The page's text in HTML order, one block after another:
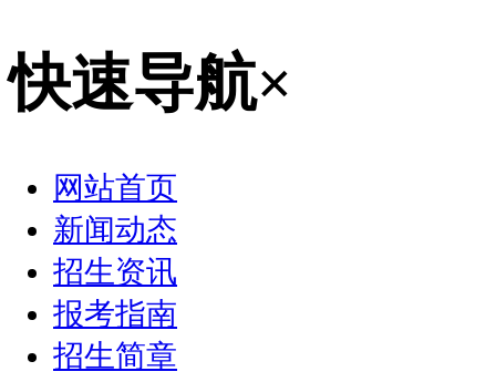
快速导航×
网站首页
新闻动态
招生资讯
报考指南
招生简章